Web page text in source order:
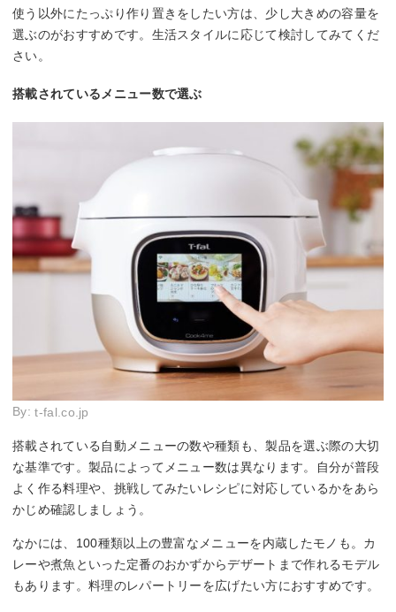
使う以外にたっぷり作り置きをしたい方は、少し大きめの容量を
選ぶのがおすすめです。生活スタイルに応じて検討してみてくだ
さい。
搭載されているメニュー数で選ぶ
By:t-fal.co.jp
搭載されている自動メニューの数や種類も、製品を選ぶ際の大切
な基準です。製品によってメニュー数は異なります。自分が普段
よく作る料理や、挑戦してみたいレシピに対応しているかをあら
かじめ確認しましょう。
なかには、100種類以上の豊富なメニューを内蔵したモノも。カ
レーや煮魚といった定番のおかずからデザートまで作れるモデル
もあります。料理のレパートリーを広げたい方におすすめです。